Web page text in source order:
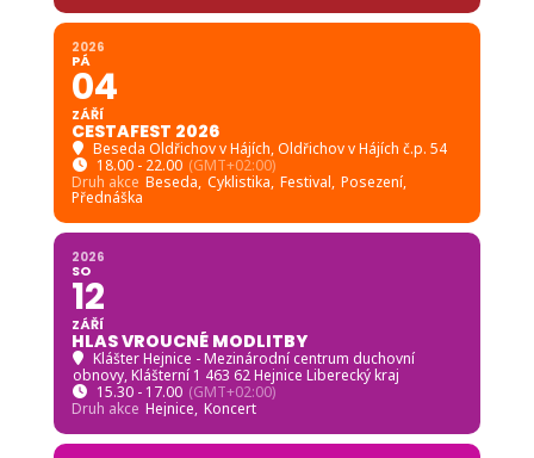
2026
PÁ
04
ZÁŘÍ
CESTAFEST 2026
Beseda Oldřichov v Hájích, Oldřichov v Hájích č.p. 54
18.00 - 22.00 (GMT+02:00)
Druh akce Beseda, Cyklistika, Festival, Posezení,
Přednáška
2026
SO
12
ZÁŘÍ
HLAS VROUCNÉ MODLITBY
Klášter Hejnice - Mezinárodní centrum duchovní
obnovy, Klášterní 1 463 62 Hejnice Liberecký kraj
15.30 - 17.00 (GMT+02:00)
Druh akce Hejnice, Koncert